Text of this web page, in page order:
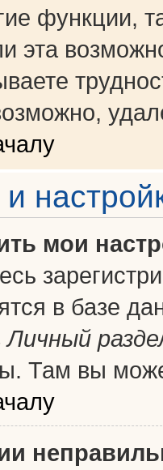
функции,
эта
мои
в базе
Личный
Там вы